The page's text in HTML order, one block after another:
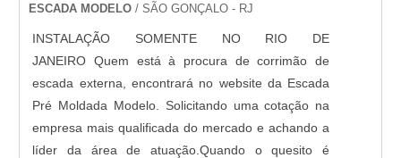
ESCADA MODELO/ SÃO GONÇALO - RJ
INSTALAÇÃO SOMENTE NO RIO DE
JANEIRO Quem está à procura de corrimão de
escada externa, encontrará no website da Escada
Pré Moldada Modelo. Solicitando uma cotação na
empresa mais qualificada do mercado e achando a
líder da área de atuação.Quando o quesito é